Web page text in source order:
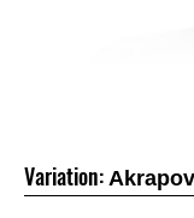
Variation: